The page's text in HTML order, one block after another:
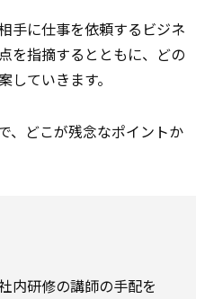
手に仕事を依頼するビジネ
を指摘するとともに、どの
していきます。
、どこが残念なポイントか
内研修の講師の手配を